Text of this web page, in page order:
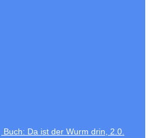
Buch: Da ist der Wurm drin, 2.0.